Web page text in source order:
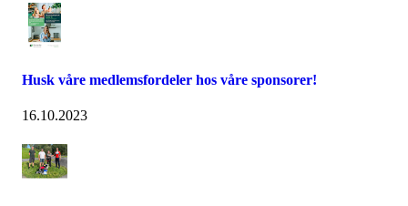
Husk våre medlemsfordeler hos våre sponsorer!
16.10.2023